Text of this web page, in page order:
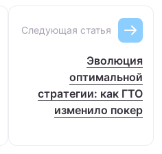
Следующая статья
Эволюция
оптимальной
стратегии: как ГТО
изменило покер